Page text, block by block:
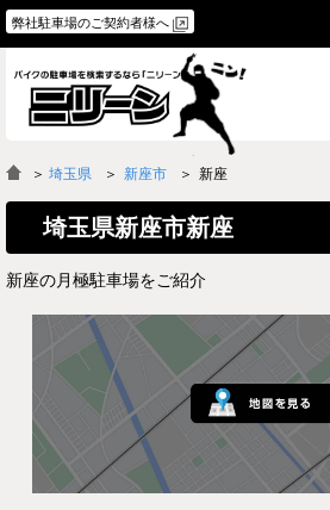
弊社駐車場のご契約者様へ
物件一覧
よくあるご質問
＞ 埼玉県 新座市 新座
埼玉県新座市新座
新座の月極駐車場をご紹介